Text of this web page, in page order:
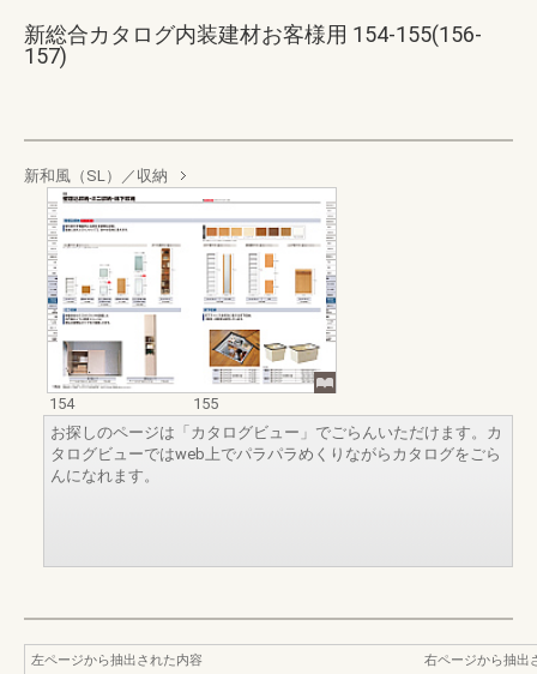
新総合カタログ内装建材お客様用 154-155(156-
157)
新和風（SL）／収納
154
155
お探しのページは「カタログビュー」でごらんいただけます。カ
タログビューではweb上でパラパラめくりながらカタログをごら
んになれます。
左ページから抽出された内容
右ページから抽出